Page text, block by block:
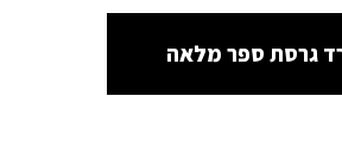
גרסת ספר מלאה